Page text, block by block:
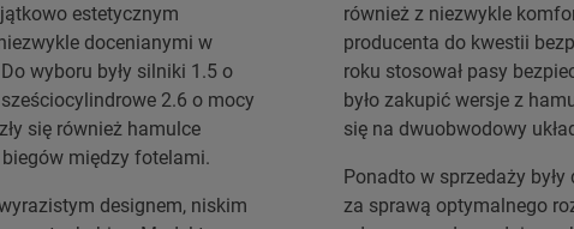
estetycznym
docenianymi w
wyboru były silniki 1.5 o
2.6 o mocy
się również hamulce
między fotelami.
designem, niskim
również z niezwykle
producenta do kwestii
roku stosował pasy
było zakupić wersje z
się na dwuobwodowy
Ponadto w sprzedaży
za sprawą optymalnego